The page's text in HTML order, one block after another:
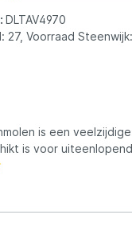
DLTAV4970
27, Voorraad
is een
is voor